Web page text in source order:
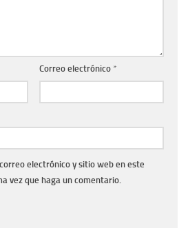
Correo electrónico *
electrónico y sitio web en este
vez que haga un comentario.